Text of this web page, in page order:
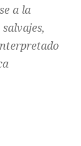
a la